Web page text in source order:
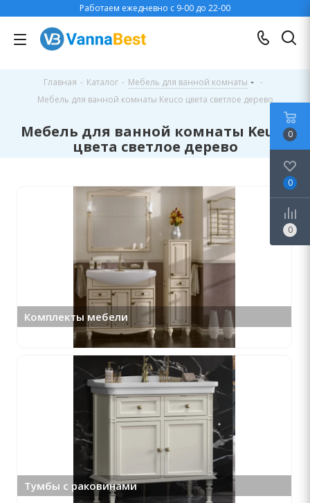
Работаем ежедневно с 9-00 до 22-00
Главная - Каталог - Мебель для ванной комнаты
-
Мебель для ванной комнаты Keuco цвета светлое дерево
Мебель для ванной комнаты Keuco
цвета светлое дерево
Комплекты мебели
Тумбы с раковинами
0
0
0